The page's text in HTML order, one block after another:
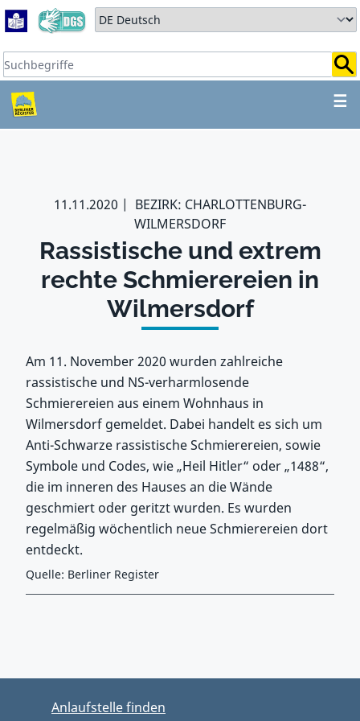
Zum Hauptbereich springen
Zum Hauptmenü springen
Sprache auswählen:
Suchbegriffe:
☰
ZUM HAUPTBEREICH
11.11.2020
BEZIRK: CHARLOTTENBURG-
WILMERSDORF
Rassistische und extrem
rechte Schmierereien in
Wilmersdorf
Am 11. November 2020 wurden zahlreiche
rassistische und NS-verharmlosende
Schmierereien aus einem Wohnhaus in
Wilmersdorf gemeldet. Dabei handelt es sich um
Anti-Schwarze rassistische Schmierereien, sowie
Symbole und Codes, wie „Heil Hitler“ oder „1488“,
die im inneren des Hauses an die Wände
geschmiert oder geritzt wurden. Es wurden
regelmäßig wöchentlich neue Schmierereien dort
entdeckt.
Quelle: Berliner Register
Anlaufstelle finden